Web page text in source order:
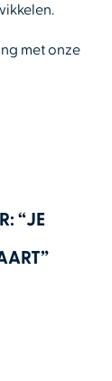
met onze
“JE